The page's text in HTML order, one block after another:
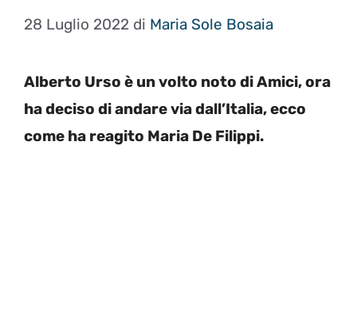
28 Luglio 2022 di Maria Sole Bosaia
Alberto Urso è un volto noto di Amici, ora
ha deciso di andare via dall’Italia, ecco
come ha reagito Maria De Filippi.